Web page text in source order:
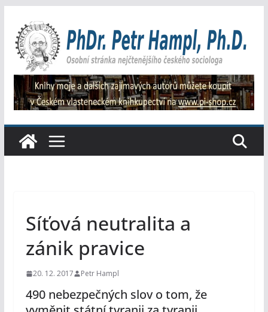
obsah
Síťová neutralita a
zánik pravice
20. 12. 2017 Petr Hampl
490 nebezpečných slov o tom, že